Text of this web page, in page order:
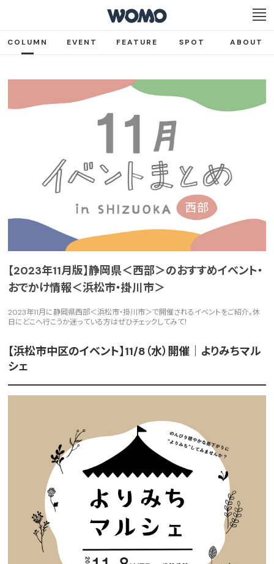
COLUMN EVENT FEATURE SPOT ABOUT
【2023年11月版】静岡県＜西部＞のおすすめイベント・
おでかけ情報＜浜松市・掛川市＞
2023年11月に静岡県西部＜浜松市・掛川市＞で開催されるイベントをご紹介。休
日にどこへ行こうか迷っている方はぜひチェックしてみて！
【浜松市中区のイベント】11/8（水）開催｜よりみちマル
シェ